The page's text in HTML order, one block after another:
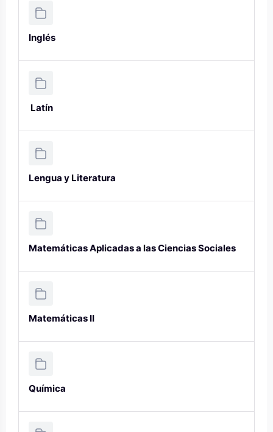
Inglés
Latín
Lengua y Literatura
Matemáticas Aplicadas a las Ciencias Sociales
Matemáticas II
Química